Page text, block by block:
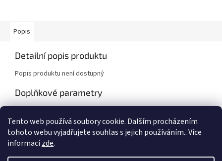
Tento web používá soubory cookie. Dalším procházením
tohoto webu vyjadřujete souhlas s jejich používáním.. Více
informacízde.
Popis
Detailní popis produktu
Popis produktu není dostupný
Doplňkové parametry
Záruka: 2 roky